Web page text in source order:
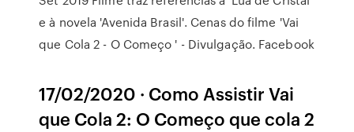
e à novela 'Avenida Brasil'. Cenas do filme 'Vai
que Cola 2 - O Começo ' - Divulgação. Facebook
17/02/2020 · Como Assistir Vai
que Cola 2: O Começo que cola 2